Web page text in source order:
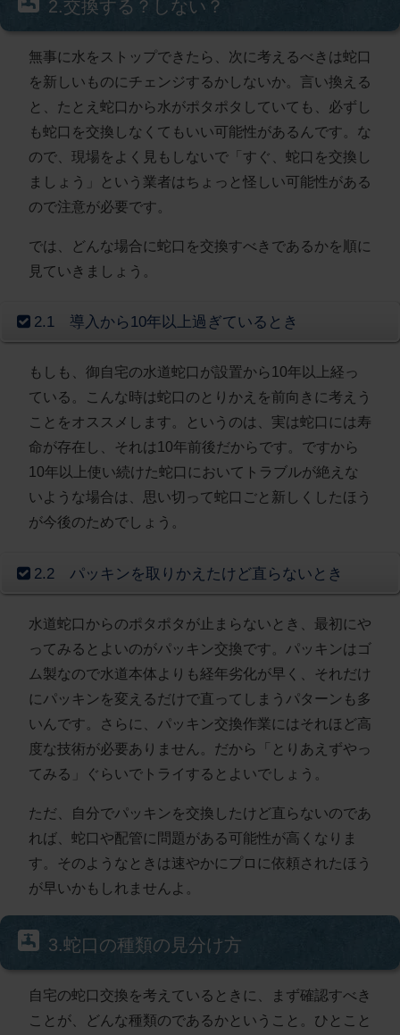
2.交換する？しない？
無事に水をストップできたら、次に考えるべきは蛇口
を新しいものにチェンジするかしないか。言い換える
と、たとえ蛇口から水がポタポタしていても、必ずし
も蛇口を交換しなくてもいい可能性があるんです。な
ので、現場をよく見もしないで「すぐ、蛇口を交換し
ましょう」という業者はちょっと怪しい可能性がある
ので注意が必要です。
では、どんな場合に蛇口を交換すべきであるかを順に
見ていきましょう。
2.1 導入から10年以上過ぎているとき
もしも、御自宅の水道蛇口が設置から10年以上経っ
ている。こんな時は蛇口のとりかえを前向きに考えう
ことをオススメします。というのは、実は蛇口には寿
命が存在し、それは10年前後だからです。ですから
10年以上使い続けた蛇口においてトラブルが絶えな
いような場合は、思い切って蛇口ごと新しくしたほう
が今後のためでしょう。
2.2 パッキンを取りかえたけど直らないとき
水道蛇口からのポタポタが止まらないとき、最初にや
ってみるとよいのがパッキン交換です。パッキンはゴ
ム製なので水道本体よりも経年劣化が早く、それだけ
にパッキンを変えるだけで直ってしまうパターンも多
いんです。さらに、パッキン交換作業にはそれほど高
度な技術が必要ありません。だから「とりあえずやっ
てみる」ぐらいでトライするとよいでしょう。
ただ、自分でパッキンを交換したけど直らないのであ
れば、蛇口や配管に問題がある可能性が高くなりま
す。そのようなときは速やかにプロに依頼されたほう
が早いかもしれませんよ。
3.蛇口の種類の見分け方
自宅の蛇口交換を考えているときに、まず確認すべき
ことが、どんな種類のであるかということ。ひとこと